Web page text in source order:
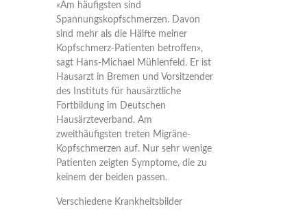
«Am häufigsten sind
Spannungskopfschmerzen. Davon
sind mehr als die Hälfte meiner
Kopfschmerz-Patienten betroffen»,
sagt Hans-Michael Mühlenfeld. Er ist
Hausarzt in Bremen und Vorsitzender
des Instituts für hausärztliche
Fortbildung im Deutschen
Hausärzteverband. Am
zweithäufigsten treten Migräne-
Kopfschmerzen auf. Nur sehr wenige
Patienten zeigten Symptome, die zu
keinem der beiden passen.
Verschiedene Krankheitsbilder